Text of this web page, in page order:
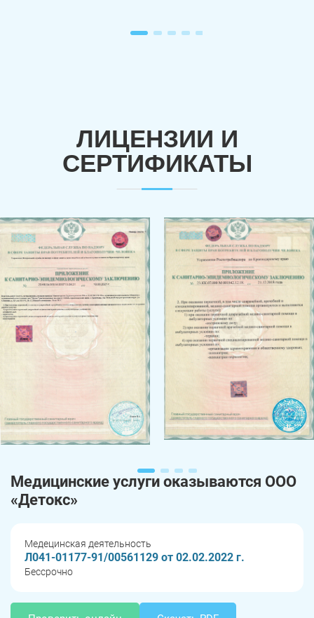
ЛИЦЕНЗИИ И
СЕРТИФИКАТЫ
Медицинские услуги оказываются ООО
«Детокс»
Медецинская деятельность
Л041-01177-91/00561129 от 02.02.2022 г.
Бессрочно